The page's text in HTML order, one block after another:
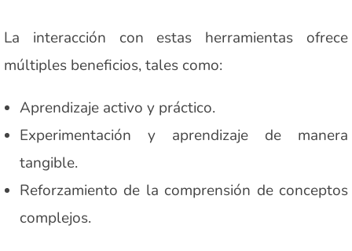
La interacción con estas herramientas ofrece
múltiples beneficios, tales como:
Aprendizaje activo y práctico.
Experimentación y aprendizaje de manera
tangible.
Reforzamiento de la comprensión de conceptos
complejos.